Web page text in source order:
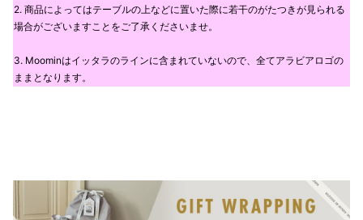
2. 商品によってはテーブルの上などに置いた際に若干のがたつきが見られる
場合がございますことをご了承くださいませ。
3. Moominはイッタラのラインに含まれていないので、全てアラビアロゴの
ままとなります。